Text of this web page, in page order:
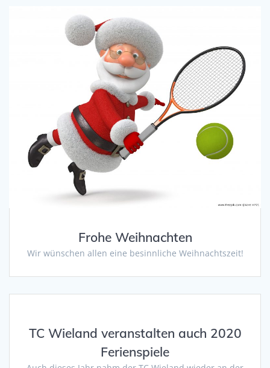
Frohe Weihnachten
Wir wünschen allen eine besinnliche Weihnachtszeit!
TC Wieland veranstalten auch 2020
Ferienspiele